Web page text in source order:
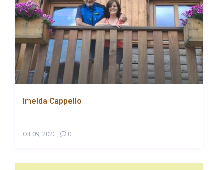
Imelda Cappello
...
Ott 09, 2023 , 0